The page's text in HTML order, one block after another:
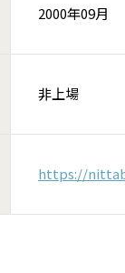
2000年09月
非上場
https://